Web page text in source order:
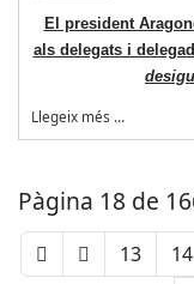
El president
als delegats i
Llegeix més …
Pàgina 18 de
13 14